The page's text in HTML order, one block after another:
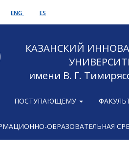
ENG ES
КАЗАНСКИЙ
имени В. Г.
ПОСТУПАЮЩЕМУ
ОБРАЗОВАТЕЛЬНАЯ